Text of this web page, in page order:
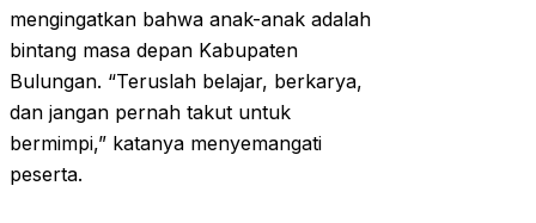
mengingatkan bahwa anak-anak adalah
bintang masa depan Kabupaten
Bulungan. “Teruslah belajar, berkarya,
dan jangan pernah takut untuk
bermimpi,” katanya menyemangati
peserta.